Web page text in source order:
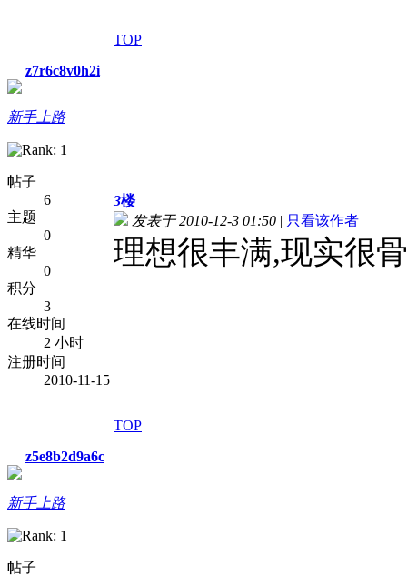
TOP
z7r6c8v0h2i
新手上路
帖子
6
主题
0
精华
0
积分
3
在线时间
2 小时
注册时间
2010-11-15
3楼
发表于 2010-12-3 01:50 | 只看该作者
理想很丰满,现实很
TOP
z5e8b2d9a6c
新手上路
帖子